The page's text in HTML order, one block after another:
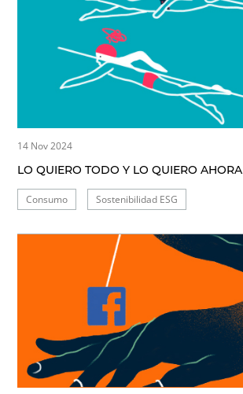
14 Nov 2024
LO QUIERO TODO Y LO QUIERO AHORA
Consumo Sostenibilidad ESG